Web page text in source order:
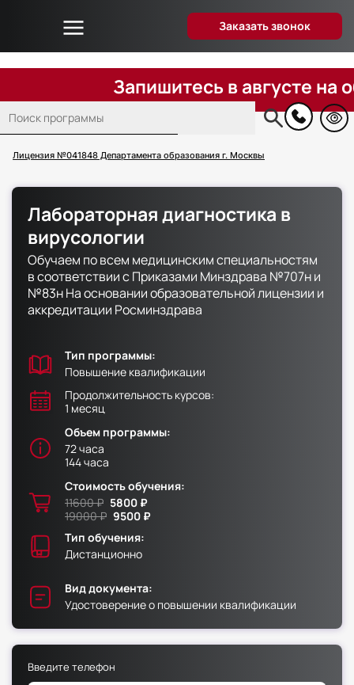
Лицензия №041848 Департамента образования г. Москвы
Заказать звонок
Основная
навигация
Об университете
Дистанционное образование
Преподаватели
Вопрос-ответ
Способы оплаты
Поступающим
Сведения об образовательной организации
Контакты
Юридический факультет
Факультет менеджмента и экономики
Факультет педагогики
Факультет психологии
Факультет рекламы и связей с общественностью
Факультет социальной работы
Факультет физической культуры и спорта
Юридический факультет
Факультет менеджмента и экономики
Запишитесь в августе на
Лабораторная диагностика в
вирусологии
Обучаем по всем медицинским специальностям
в соответствии с Приказами Минздрава №707н и
№83н На основании образовательной лицензии и
аккредитации Росминздрава
Тип программы:
Повышение квалификации
Продолжительность курсов:
1 месяц
Объем программы:
72 часа
144 часа
Стоимость обучения:
11600 ₽ 5800 ₽
19000 ₽ 9500 ₽
Тип обучения:
Дистанционно
Вид документа:
Удостоверение о повышении квалификации
Введите телефон